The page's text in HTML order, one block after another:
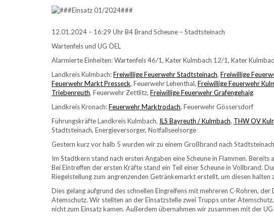
12.01.2024 – 16:29 Uhr B4 Brand Scheune – Stadtsteinach
Wartenfels und UG ÖEL
Alarmierte Einheiten: Wartenfels 46/1, Kater Kulmbach 12/1, Kater
Landkreis Kulmbach:Freiwillige Feuerwehr Stadtsteinach, Freiwillige
Feuerwehr Markt Presseck, Feuerwehr Lehenthal, Freiwillige Feuerwehr
Triebenreuth, Feuerwehr Zettlitz, Freiwillige Feuerwehr Grafengehaig
Landkreis Kronach:Feuerwehr Marktrodach, Feuerwehr Gössersdorf
Führungskräfte Landkreis Kulmbach, ILS Bayreuth / Kulmbach, THW OV
Stadtsteinach, Energieversorger, Notfallseelsorge
Gestern kurz vor halb 5 wurden wir zu einem Großbrand nach
Im Stadtkern stand nach ersten Angaben eine Scheune in Flammen. Bereits
Bei Eintreffen der ersten Kräfte stand ein Teil einer Scheune in Vollbrand.
Riegelstellung zum angrenzenden Getränkemarkt erstellt, um diesen halten
Dies gelang aufgrund des schnellen Eingreifens mit mehreren C-Rohren,
Atemschutz. Wir stellten an der Einsatzstelle zwei Trupps unter
nicht zum Einsatz kamen. Außerdem übernahmen wir zusammen mit der